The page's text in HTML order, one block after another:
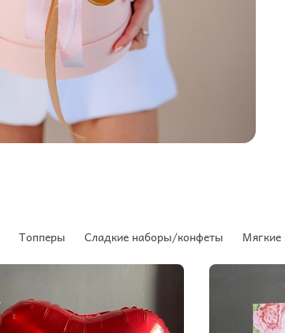
Топперы Сладкие наборы/конфеты Мягкие